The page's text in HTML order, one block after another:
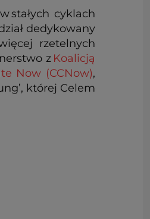
stałych cyklach
dedykowany
rzetelnych
z Koalicją
Now (CCNow),
której Celem